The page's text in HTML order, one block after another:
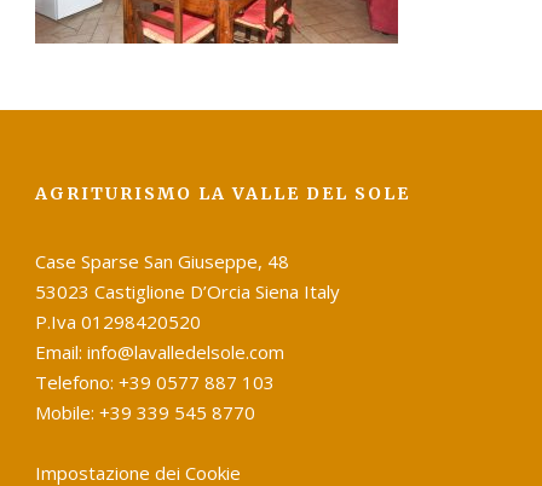
AGRITURISMO LA VALLE DEL SOLE
Case Sparse San Giuseppe, 48
53023 Castiglione D’Orcia Siena Italy
P.Iva 01298420520
Email: info@lavalledelsole.com
Telefono: +39 0577 887 103
Mobile: +39 339 545 8770
Impostazione dei Cookie